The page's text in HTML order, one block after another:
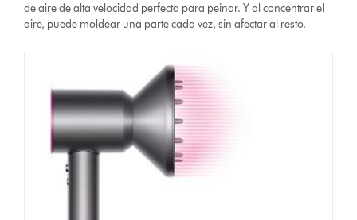
de aire de alta velocidad perfecta para peinar. Y al concentrar el
aire, puede moldear una parte cada vez, sin afectar al resto.